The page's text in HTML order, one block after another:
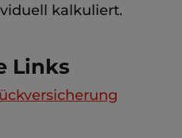
kalkuliert.
Links